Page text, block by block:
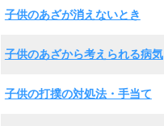
子供のあざが消えないとき
子供のあざから考えられる病気
子供の打撲の対処法・手当て